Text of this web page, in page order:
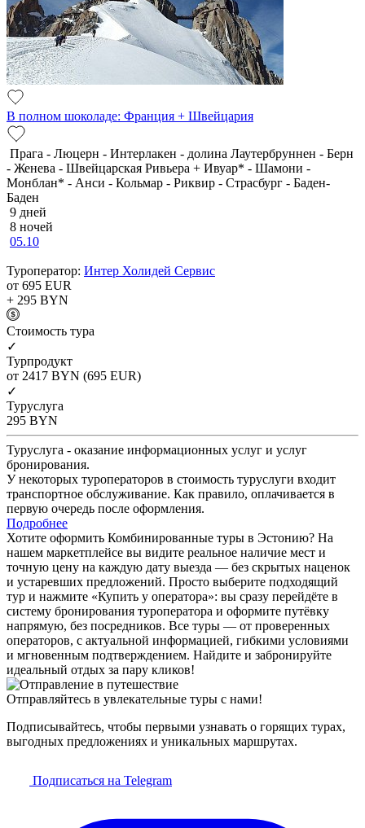
В полном шоколаде: Франция + Швейцария
Прага - Люцерн - Интерлакен - долина Лаутербруннен - Берн
- Женева - Швейцарская Ривьера + Ивуар* - Шамони -
Монблан* - Анси - Кольмар - Риквир - Страсбург - Баден-
Баден
9 дней
8 ночей
05.10
Туроператор: Интер Холидей Сервис
от 695 EUR
+ 295 BYN
Cтоимость тура
✓
Турпродукт
от 2417 BYN (695 EUR)
✓
Туруслуга
295 BYN
Туруслуга - оказание информационных услуг и услуг
бронирования.
У некоторых туроператоров в стоимость туруслуги входит
транспортное обслуживание. Как правило, оплачивается в
первую очередь после оформления.
Подробнее
Хотите оформить Комбинированные туры в Эстонию? На
нашем маркетплейсе вы видите реальное наличие мест и
точную цену на каждую дату выезда — без скрытых наценок
и устаревших предложений. Просто выберите подходящий
тур и нажмите «Купить у оператора»: вы сразу перейдёте в
систему бронирования туроператора и оформите путёвку
напрямую, без посредников. Все туры — от проверенных
операторов, с актуальной информацией, гибкими условиями
и мгновенным подтверждением. Найдите и забронируйте
идеальный отдых за пару кликов!
Отправляйтесь в увлекательные туры с нами!
Подписывайтесь, чтобы первыми узнавать о горящих турах,
выгодных предложениях и уникальных маршрутах.
Подписаться на Telegram